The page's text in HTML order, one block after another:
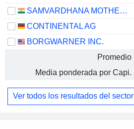
SAMVARDHANA MOTHERSON INTERNATIONAL LIMITED
CONTINENTAL AG
BORGWARNER INC.
Promedio
Media ponderada por Capi.
Ver todos los resultados del sector